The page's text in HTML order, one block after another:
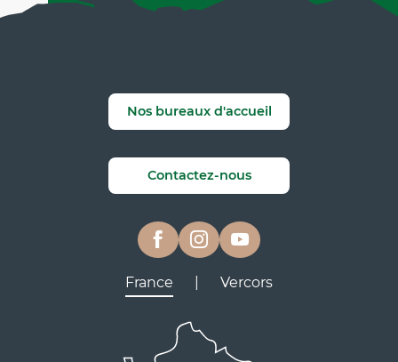
Nos bureaux d'accueil
Contactez-nous
France Vercors
D531
Lyon